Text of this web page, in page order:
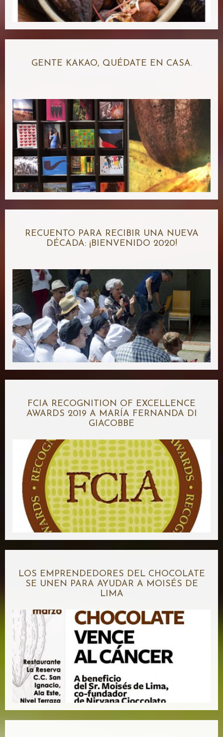
GENTE KAKAO, QUÉDATE EN CASA.
RECUENTO PARA RECIBIR UNA NUEVA
DÉCADA: ¡BIENVENIDO 2020!
FCIA RECOGNITION OF EXCELLENCE
AWARDS 2019 A MARÍA FERNANDA DI
GIACOBBE
LOS EMPRENDEDORES DEL CHOCOLATE
SE UNEN PARA AYUDAR A MOISÉS DE
LIMA